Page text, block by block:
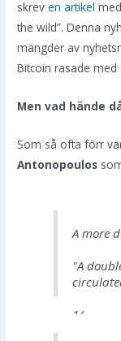
—
January
skreven artikel
the wild”. Denna
mängder av
Bitcoin rasade med
Men vad hände
Som så ofta förr
Antonopoulos
A more
"A
1/